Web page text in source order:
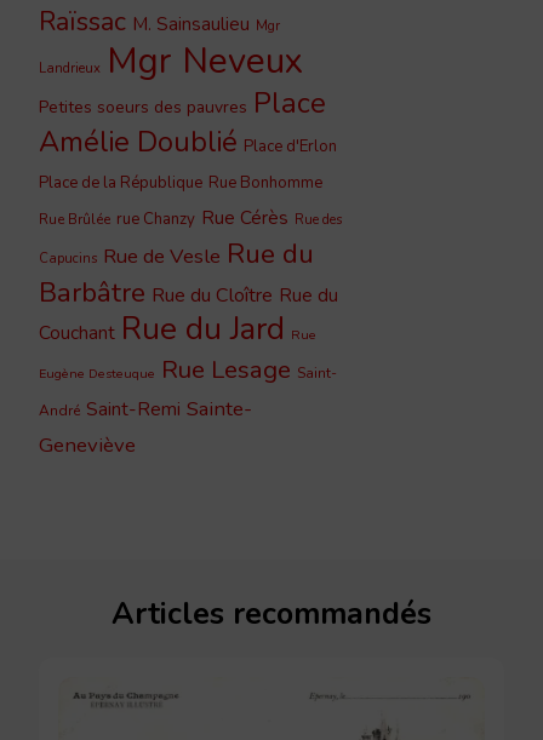
Raïssac M. Sainsaulieu Mgr
Landrieux Mgr Neveux
Petites soeurs des pauvres Place
Amélie Doublié Place d'Erlon
Place de la République Rue Bonhomme
Rue Brûlée rue Chanzy Rue Cérès Rue des
Capucins Rue de Vesle Rue du
Barbâtre Rue du Cloître Rue du
Couchant Rue du Jard Rue
Eugène Desteuque Rue Lesage Saint-
André Saint-Remi Sainte-
Geneviève
Articles recommandés